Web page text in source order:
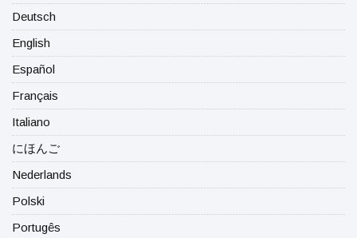
Deutsch
English
Español
Français
Italiano
にほんご
Nederlands
Polski
Portugês